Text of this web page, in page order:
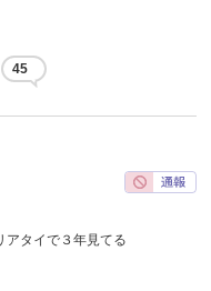
45
アタイで３年見てる